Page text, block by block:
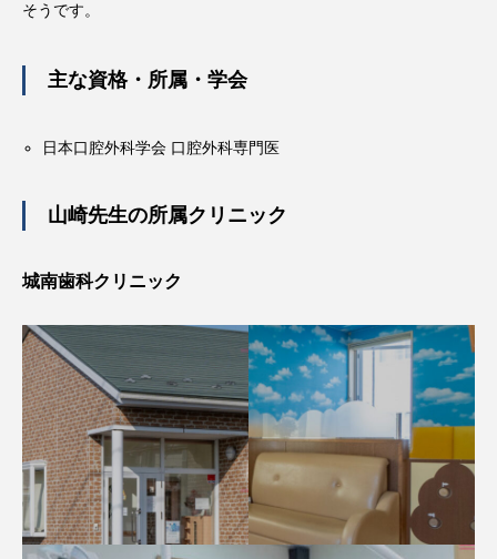
そうです。
主な資格・所属・学会
日本口腔外科学会 口腔外科専門医
山崎先生の所属クリニック
城南歯科クリニック